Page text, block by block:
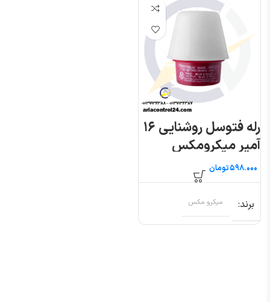
رله فتوسل روشنایی ۱۶
آمپر میکرومکس
تومان
برند میکرو مکس